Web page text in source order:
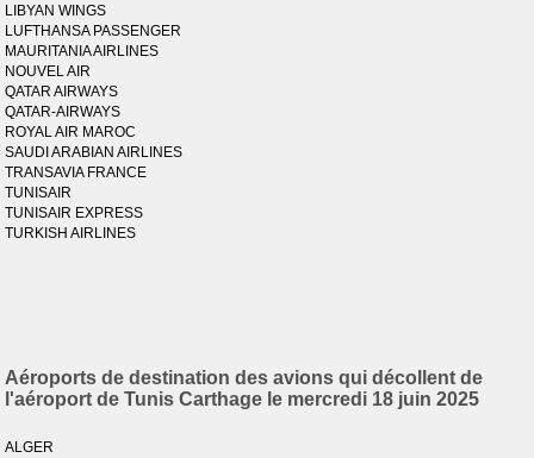
LIBYAN WINGS
LUFTHANSA PASSENGER
MAURITANIA AIRLINES
NOUVEL AIR
QATAR AIRWAYS
QATAR-AIRWAYS
ROYAL AIR MAROC
SAUDI ARABIAN AIRLINES
TRANSAVIA FRANCE
TUNISAIR
TUNISAIR EXPRESS
TURKISH AIRLINES
Aéroports de destination des avions qui décollent de
l'aéroport de Tunis Carthage le mercredi 18 juin 2025
ALGER